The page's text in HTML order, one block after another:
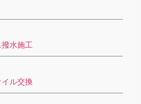
水施工
ル交換